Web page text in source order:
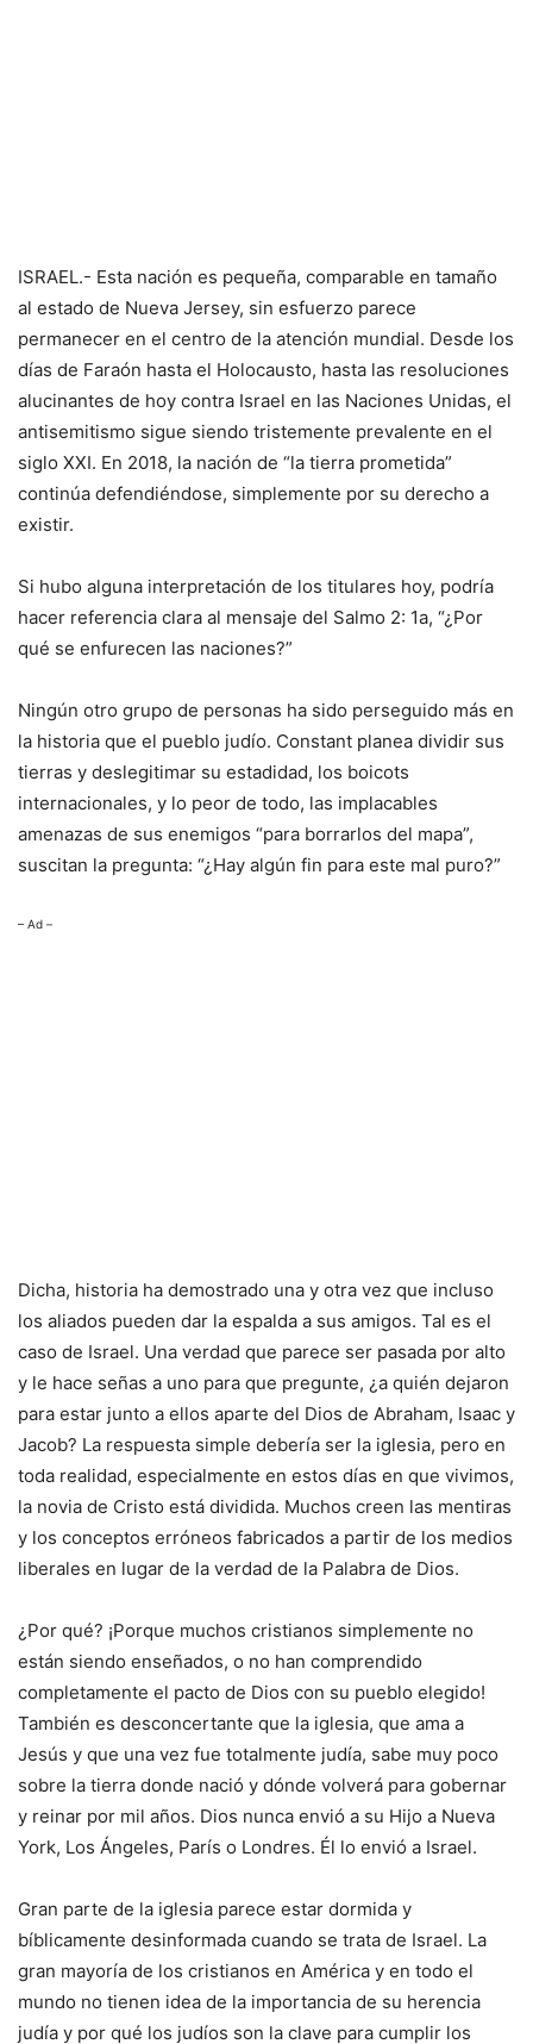
ISRAEL.- Esta nación es pequeña, comparable en tamaño
al estado de Nueva Jersey, sin esfuerzo parece
permanecer en el centro de la atención mundial. Desde los
días de Faraón hasta el Holocausto, hasta las resoluciones
alucinantes de hoy contra Israel en las Naciones Unidas, el
antisemitismo sigue siendo tristemente prevalente en el
siglo XXI. En 2018, la nación de “la tierra prometida”
continúa defendiéndose, simplemente por su derecho a
existir.
Si hubo alguna interpretación de los titulares hoy, podría
hacer referencia clara al mensaje del Salmo 2: 1a, “¿Por
qué se enfurecen las naciones?”
Ningún otro grupo de personas ha sido perseguido más en
la historia que el pueblo judío. Constant planea dividir sus
tierras y deslegitimar su estadidad, los boicots
internacionales, y lo peor de todo, las implacables
amenazas de sus enemigos “para borrarlos del mapa”,
suscitan la pregunta: “¿Hay algún fin para este mal puro?”
– Ad –
Dicha, historia ha demostrado una y otra vez que incluso
los aliados pueden dar la espalda a sus amigos. Tal es el
caso de Israel. Una verdad que parece ser pasada por alto
y le hace señas a uno para que pregunte, ¿a quién dejaron
para estar junto a ellos aparte del Dios de Abraham, Isaac y
Jacob? La respuesta simple debería ser la iglesia, pero en
toda realidad, especialmente en estos días en que vivimos,
la novia de Cristo está dividida. Muchos creen las mentiras
y los conceptos erróneos fabricados a partir de los medios
liberales en lugar de la verdad de la Palabra de Dios.
¿Por qué? ¡Porque muchos cristianos simplemente no
están siendo enseñados, o no han comprendido
completamente el pacto de Dios con su pueblo elegido!
También es desconcertante que la iglesia, que ama a
Jesús y que una vez fue totalmente judía, sabe muy poco
sobre la tierra donde nació y dónde volverá para gobernar
y reinar por mil años. Dios nunca envió a su Hijo a Nueva
York, Los Ángeles, París o Londres. Él lo envió a Israel.
Gran parte de la iglesia parece estar dormida y
bíblicamente desinformada cuando se trata de Israel. La
gran mayoría de los cristianos en América y en todo el
mundo no tienen idea de la importancia de su herencia
judía y por qué los judíos son la clave para cumplir los